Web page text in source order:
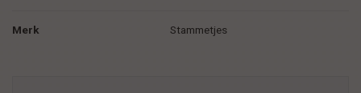
Merk Stammetjes